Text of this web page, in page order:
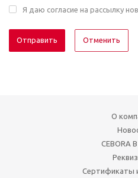
Я даю согласие на рассылку
Отменить
О
CEBORA
Сертификаты